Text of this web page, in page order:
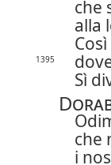
che
alla
1395
Sì
che
i